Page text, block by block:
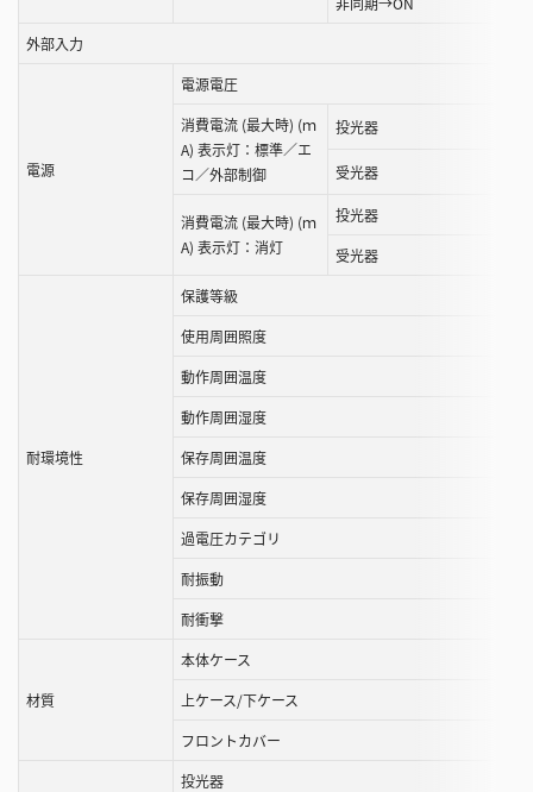
外部入力
電源
電源電圧
消費電流 (最大時) (ｍ
A) 表示灯：標準／エ
コ／外部制御
投光器
受光器
消費電流 (最大時) (ｍ
A) 表示灯：消灯
投光器
受光器
耐環境性
保護等級
使用周囲照度
動作周囲温度
動作周囲湿度
保存周囲温度
保存周囲湿度
過電圧カテゴリ
耐振動
耐衝撃
材質
本体ケース
上ケース/下ケース
フロントカバー
投光器